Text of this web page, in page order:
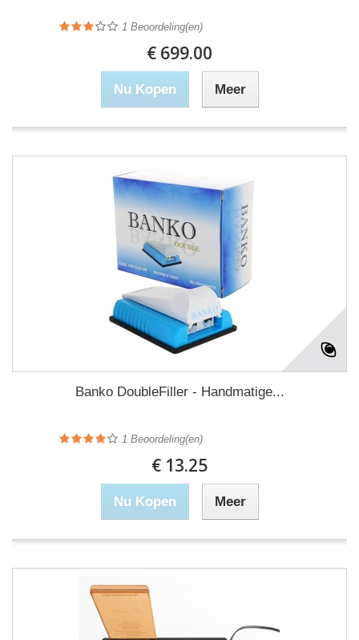
1 Beoordeling(en)
€ 699.00
Nu Kopen Meer
Banko DoubleFiller - Handmatige...
1 Beoordeling(en)
€ 13.25
Nu Kopen Meer